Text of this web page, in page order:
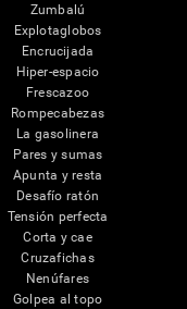
Zumbalú
Explotaglobos
Encrucijada
Hiper-espacio
Frescazoo
Rompecabezas
La gasolinera
Pares y sumas
Apunta y resta
Desafío ratón
Tensión perfecta
Corta y cae
Cruzafichas
Nenúfares
Golpea al topo